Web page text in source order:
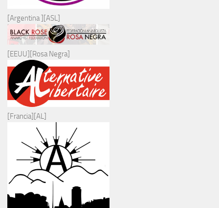
[Argentina ][ASL]
[EEUU][Rosa Negra]
[Francia][AL]